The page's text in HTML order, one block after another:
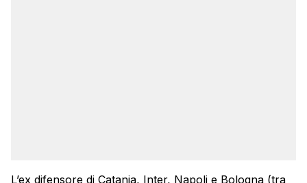
L’ex difensore di Catania, Inter, Napoli e Bologna (tra